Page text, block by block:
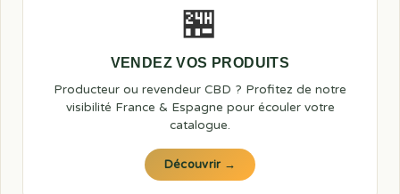
🏪
VENDEZ VOS PRODUITS
Producteur ou revendeur CBD ? Profitez de notre
visibilité France & Espagne pour écouler votre
catalogue.
Découvrir →